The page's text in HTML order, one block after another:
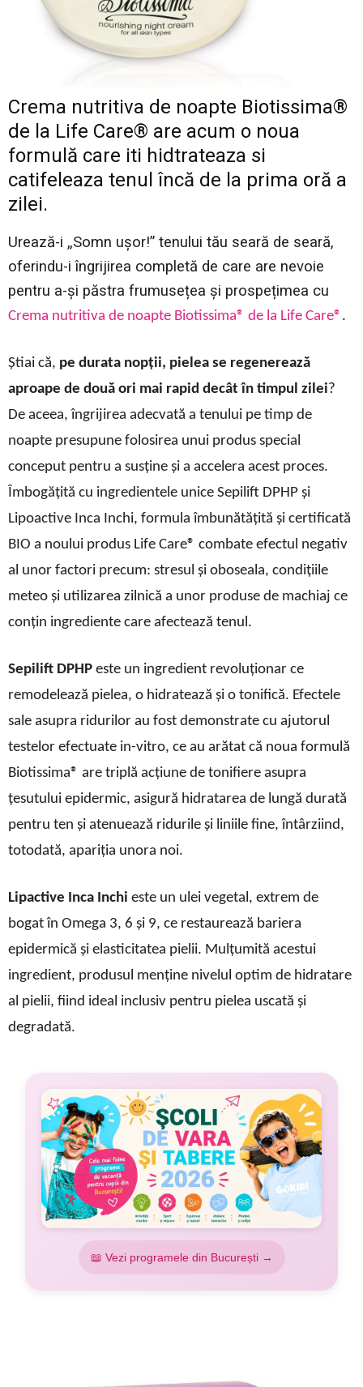
Crema nutritiva de noapte Biotissima®
de la Life Care® are acum o noua
formulă care iti hidtrateaza si
catifeleaza tenul încă de la prima oră a
zilei.
Urează-i „Somn ușor!” tenului tău seară de seară,
oferindu-i îngrijirea completă de care are nevoie
pentru a-și păstra frumusețea și prospețimea cu
Crema nutritiva de noapte Biotissima® de la Life Care® .
Știai că, pe durata nopții, pielea se regenerează
aproape de două ori mai rapid decât în timpul zilei?
De aceea, îngrijirea adecvată a tenului pe timp de
noapte presupune folosirea unui produs special
conceput pentru a susține și a accelera acest proces.
Îmbogățită cu ingredientele unice Sepilift DPHP și
Lipoactive Inca Inchi, formula îmbunătățită și certificată
BIO a noului produs Life Care® combate efectul negativ
al unor factori precum: stresul și oboseala, condițiile
meteo și utilizarea zilnică a unor produse de machiaj ce
conțin ingrediente care afectează tenul.
Sepilift DPHP este un ingredient revoluționar ce
remodelează pielea, o hidratează și o tonifică. Efectele
sale asupra ridurilor au fost demonstrate cu ajutorul
testelor efectuate in-vitro, ce au arătat că noua formulă
Biotissima® are triplă acțiune de tonifiere asupra
țesutului epidermic, asigură hidratarea de lungă durată
pentru ten și atenuează ridurile și liniile fine, întârziind,
totodată, apariția unora noi.
Lipactive Inca Inchi este un ulei vegetal, extrem de
bogat în Omega 3, 6 și 9, ce restaurează bariera
epidermică și elasticitatea pielii. Mulțumită acestui
ingredient, produsul menține nivelul optim de hidratare
al pielii, fiind ideal inclusiv pentru pielea uscată și
degradată.
📖 Vezi programele din București →